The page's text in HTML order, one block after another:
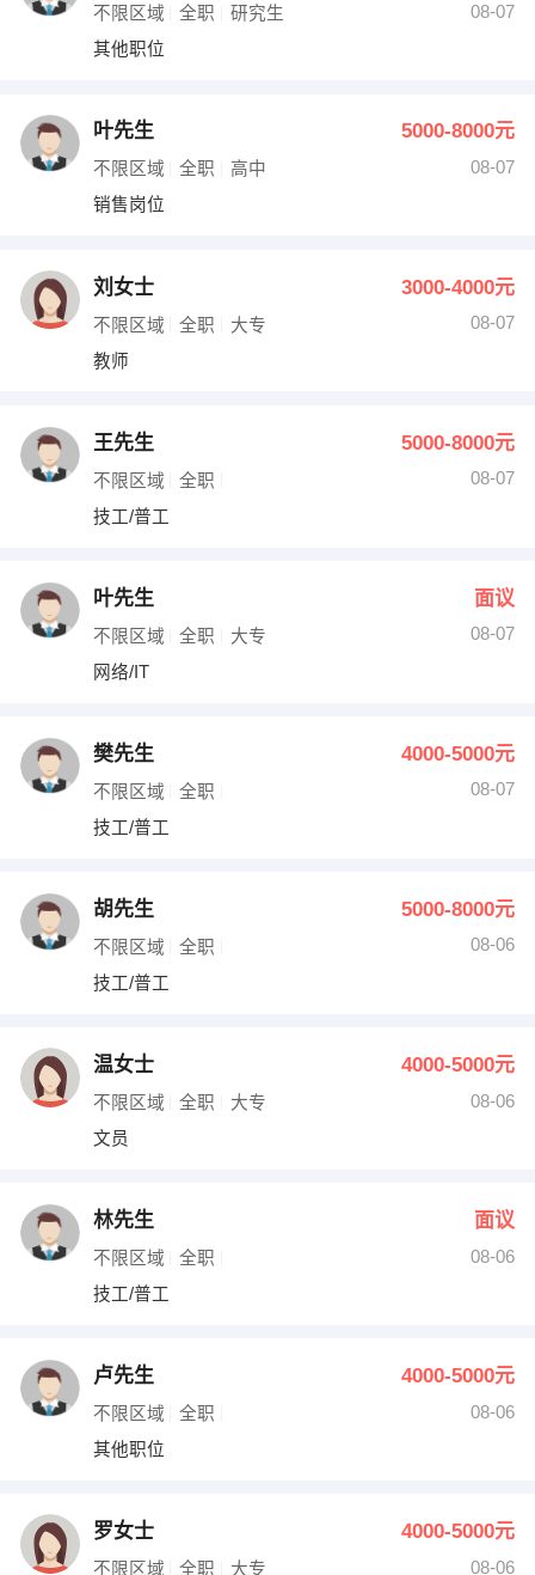
不限区域 全职 研究生
08-07
其他职位
叶先生 5000-8000元
不限区域 全职 高中
08-07
销售岗位
刘女士 3000-4000元
不限区域 全职 大专
08-07
教师
王先生 5000-8000元
不限区域 全职
08-07
技工/普工
叶先生 面议
不限区域 全职 大专
08-07
网络/IT
樊先生 4000-5000元
不限区域 全职
08-07
技工/普工
胡先生 5000-8000元
不限区域 全职
08-06
技工/普工
温女士 4000-5000元
不限区域 全职 大专
08-06
文员
林先生 面议
不限区域 全职
08-06
技工/普工
卢先生 4000-5000元
不限区域 全职
08-06
其他职位
罗女士 4000-5000元
不限区域 全职 大专
08-06